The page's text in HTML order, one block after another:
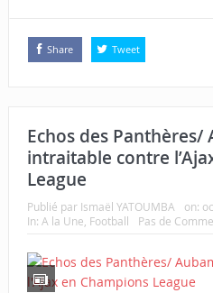
Share Tweet
Echos des Panthères/
intraitable contre
League
Publié par Ismaël YATOUMBA on:
In: A la Une, Football Pas de